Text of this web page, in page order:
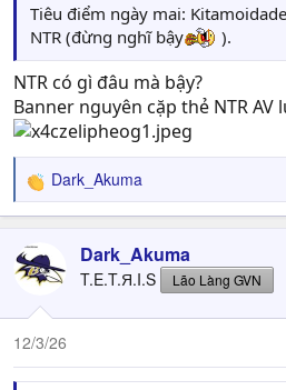
Tiêu điểm ngày mai:
NTR (đừng nghĩ bậy
).
NTR có gì đâu mà bậy?
Banner nguyên cặp thẻ NTR AV
R
e
c
t
o
n
s
:
Dark_Akuma
Dark_Akuma
T.E.T.Я.I.S Lão Làng GVN
12/3/26